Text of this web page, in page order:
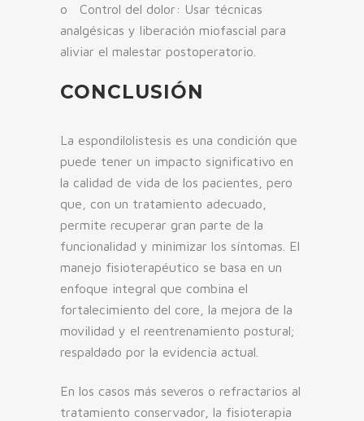
o Control del dolor: Usar técnicas
analgésicas y liberación miofascial para
aliviar el malestar postoperatorio.
CONCLUSIÓN
La espondilolistesis es una condición que
puede tener un impacto significativo en
la calidad de vida de los pacientes, pero
que, con un tratamiento adecuado,
permite recuperar gran parte de la
funcionalidad y minimizar los síntomas. El
manejo fisioterapéutico se basa en un
enfoque integral que combina el
fortalecimiento del core, la mejora de la
movilidad y el reentrenamiento postural;
respaldado por la evidencia actual.
En los casos más severos o refractarios al
tratamiento conservador, la fisioterapia